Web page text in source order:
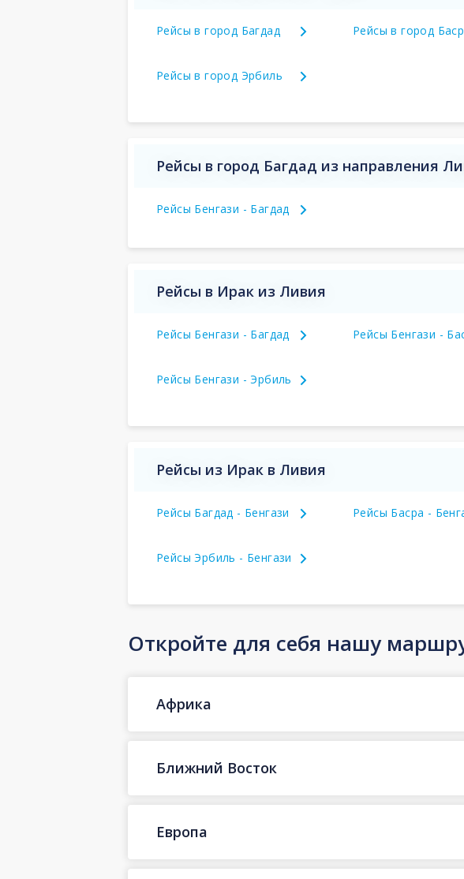
Рейсы в город Багдад Рейсы в город
Рейсы в город Эрбиль
Рейсы в город Багдад из направления
Рейсы Бенгази - Багдад
Рейсы в Ирак из Ливия
Рейсы Бенгази - Багдад Рейсы Бенгази -
Рейсы Бенгази - Эрбиль
Рейсы из Ирак в Ливия
Рейсы Багдад - Бенгази Рейсы Басра -
Рейсы Эрбиль - Бенгази
Откройте для себя нашу
Африка
Ближний Восток
Европа